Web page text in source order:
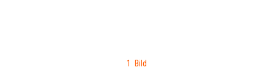
1 Bild